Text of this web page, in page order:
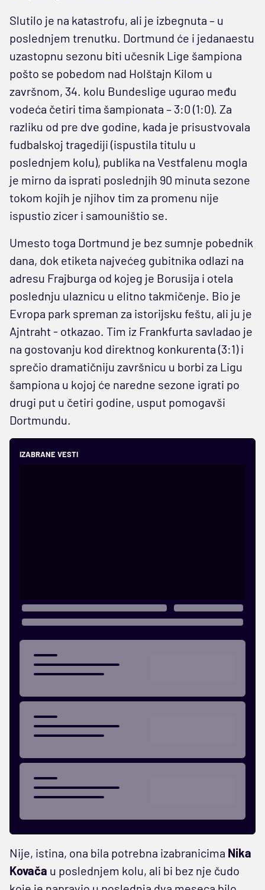
Slutilo je na katastrofu, ali je izbegnuta – u
poslednjem trenutku. Dortmund će i jedanaestu
uzastopnu sezonu biti učesnik Lige šampiona
pošto se pobedom nad Holštajn Kilom u
završnom, 34. kolu Bundeslige ugurao među
vodeća četiri tima šampionata – 3:0 (1:0). Za
razliku od pre dve godine, kada je prisustvovala
fudbalskoj tragediji (ispustila titulu u
poslednjem kolu), publika na Vestfalenu mogla
je mirno da isprati poslednjih 90 minuta sezone
tokom kojih je njihov tim za promenu nije
ispustio zicer i samouništio se.
Umesto toga Dortmund je bez sumnje pobednik
dana, dok etiketa najvećeg gubitnika odlazi na
adresu Frajburga od kojeg je Borusija i otela
poslednju ulaznicu u elitno takmičenje. Bio je
Evropa park spreman za istorijsku feštu, ali ju je
Ajntraht - otkazao. Tim iz Frankfurta savladao je
na gostovanju kod direktnog konkurenta (3:1) i
sprečio dramatičniju završnicu u borbi za Ligu
šampiona u kojoj će naredne sezone igrati po
drugi put u četiri godine, usput pomogavši
Dortmundu.
IZABRANE VESTI
Nije, istina, ona bila potrebna izabranicima Nika
Kovača u poslednjem kolu, ali bi bez nje čudo